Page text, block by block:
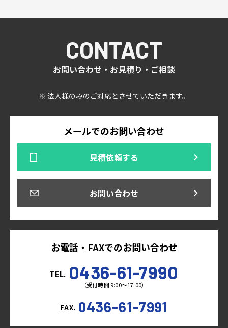
CONTACT
お問い合わせ・お見積り・ご相談
※ 法人様のみのご対応とさせていただきます。
メールでのお問い合わせ
見積依頼する
お問い合わせ
お電話・FAXでのお問い合わせ
TEL. 0436-61-7990
（受付時間 9:00～17:00）
FAX. 0436-61-7991